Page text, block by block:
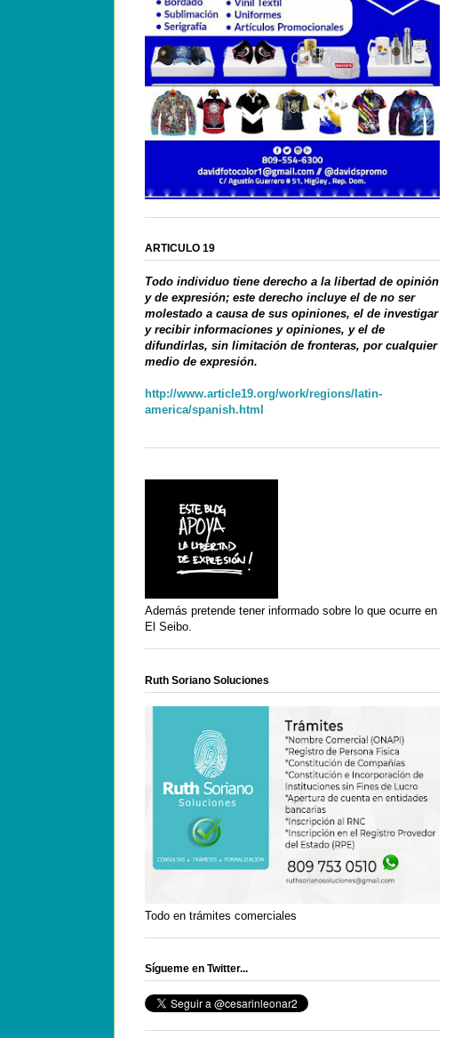
ARTICULO 19
Todo individuo tiene derecho a la libertad de opinión
y de expresión; este derecho incluye el de no ser
molestado a causa de sus opiniones, el de investigar
y recibir informaciones y opiniones, y el de
difundirlas, sin limitación de fronteras, por cualquier
medio de expresión.
http://www.article19.org/work/regions/latin-
america/spanish.html
Además pretende tener informado sobre lo que ocurre en
El Seibo.
Ruth Soriano Soluciones
Todo en trámites comerciales
Sígueme en Twitter...